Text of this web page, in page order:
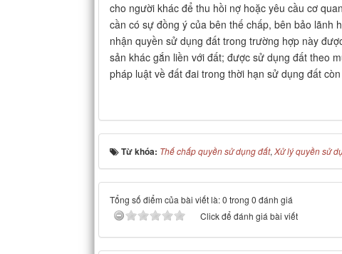
cho người khác để thu hồi nợ hoặc yêu cầu cơ
cần có sự đồng ý của bên thế chấp, bên bảo lãnh
nhận quyền sử dụng đất trong trường hợp này
sản khác gắn liền với đất; được sử dụng đất theo
pháp luật về đất đai trong thời hạn sử dụng đất
Từ khóa: Thế chấp quyền sử dụng đất, Xử lý quyền sử
Tổng số điểm của bài viết là: 0 trong 0 đánh giá
Click để đánh giá bài viết